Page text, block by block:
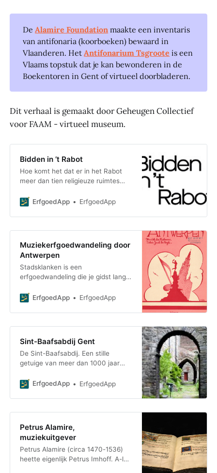
DeAlamire Foundation maakte een inventaris
van antifonaria (koorboeken) bewaard in
Vlaanderen. HetAntifonarium Tsgroote is een
Vlaams topstuk dat je kan bewonderen in de
Boekentoren in Gent of virtueel doorbladeren.
Dit verhaal is gemaakt door Geheugen Collectief
voor FAAM - virtueel museum.
Bidden in ’t Rabot
Hoe komt het dat er in het Rabot
meer dan tien religieuze ruimtes
grote religieuze diversiteit op één
ErfgoedApp ErfgoedApp
Muziekerfgoedwandeling door
Antwerpen
Stadsklanken is een
erfgoedwandeling die je gidst langs
speelden in de muzikale
ErfgoedApp ErfgoedApp
Sint-Baafsabdij Gent
De Sint-Baafsabdij. Een stille
getuige van meer dan 1000 jaar
deze interactieve tour de unieke
ErfgoedApp ErfgoedApp
Petrus Alamire,
muziekuitgever
Petrus Alamire (circa 1470-1536)
heette eigenlijk Petrus Imhoff. A-la-